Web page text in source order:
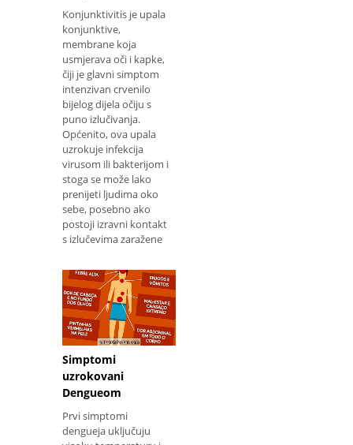
Konjunktivitis je upala
konjunktive,
membrane koja
usmjerava oči i kapke,
čiji je glavni simptom
intenzivan crvenilo
bijelog dijela očiju s
puno izlučivanja.
Općenito, ova upala
uzrokuje infekcija
virusom ili bakterijom i
stoga se može lako
prenijeti ljudima oko
sebe, posebno ako
postoji izravni kontakt
s izlučevima zaražene
kontaminiranim
predmetima. Zato p
Simptomi
uzrokovani
Dengueom
Prvi simptomi
dengueja uključuju